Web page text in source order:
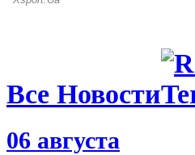
Все Новости
06 августа